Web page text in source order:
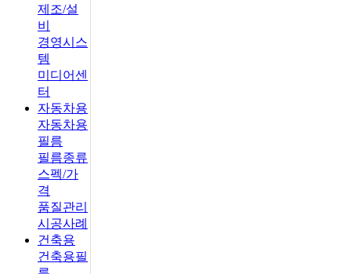
제조/설
비
경영시스
템
미디어센
터
자동차용
자동차용
필름
필름종류
스펙/가
격
품질관리
시공사례
건축용
건축용필